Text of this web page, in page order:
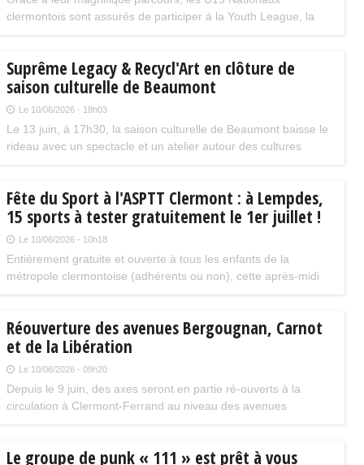
clermontois sont assurés de participer à la Youth League, la
Suprême Legacy & Recycl'Art en clôture de
saison culturelle de Beaumont
Le 10/06/2026 - 18h03
Le 13 juin, à 17h30, la saison culturelle de Beaumont baisse le
rideau avec un spectacle et un atelier autour des cultures
Fête du Sport à l'ASPTT Clermont : à Lempdes,
15 sports à tester gratuitement le 1er juillet !
Le 10/06/2026 - 10h18
Entièrement gratuite et ouverte à tous les enfants de la
métropole clermontoise (adhérents ou non), cette après-midi
Réouverture des avenues Bergougnan, Carnot
et de la Libération
Le 10/06/2026 - 09h20
Depuis le 9 juin, des axes seront en partie ré-ouverts à la
circulation à Clermont-Ferrand au niveau des avenues
Le groupe de punk « 111 » est prêt à vous